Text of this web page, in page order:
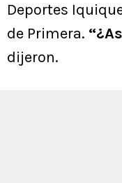
Deportes
de Primera.
dijeron.